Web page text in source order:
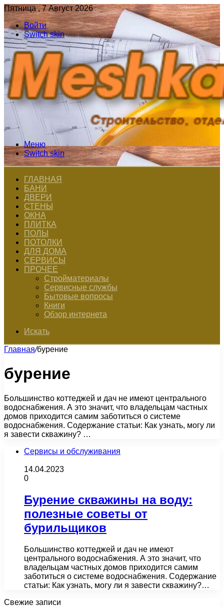
Пятница , 7 Август 2026
Войти
Switch skin
Меню
Switch skin
ГЛАВНАЯ
БАНИ
ДВЕРИ
СТЕНЫ
ОКНА
ПЛИТКА
ПОЛЫ
ПОТОЛКИ
ДЛЯ ДОМА
СЕРВИСЫ
ПРОЧЕЕ
Стройматериалы
Сервисные службы
Бытовые вопросы
Книги
Обзор интернета
Искать
Главная/бурение
бурение
Большинство коттеджей и дач не имеют центрального
водоснабжения. А это значит, что владельцам частных
домов приходится самим заботиться о системе
водоснабжения. Содержание статьи: Как узнать, могу ли
я завести скважину? …
Сервисы и обслуживания
14.04.2023
0
Бурение скважины на воду:
полезные советы от
бурильщиков
Большинство коттеджей и дач не имеют
центрального водоснабжения. А это значит, что
владельцам частных домов приходится самим
заботиться о системе водоснабжения. Содержание
статьи: Как узнать, могу ли я завести скважину?…
Свежие записи